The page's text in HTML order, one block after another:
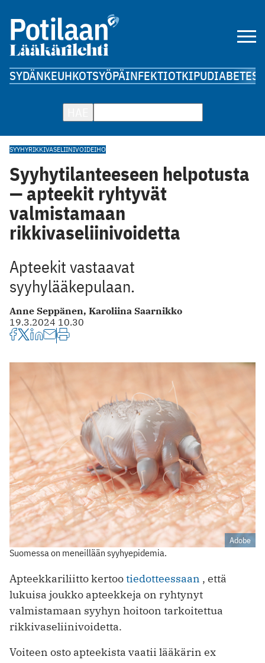
SYDÄNKEUHKOTSYÖPÄINFEKTIOTKIPUDIABETES
SYYHYRIKKIVASELIINIVOIDEIHO
Syyhytilanteeseen helpotusta
— apteekit ryhtyvät
valmistamaan
rikkivaseliinivoidetta
Apteekit vastaavat
syyhylääkepulaan.
Anne Seppänen, Karoliina Saarnikko
19.3.2024 10.30
Adobe
Suomessa on meneillään syyhyepidemia.
Apteekkariliitto kertootiedotteessaan , että
lukuisa joukko apteekkeja on ryhtynyt
valmistamaan syyhyn hoitoon tarkoitettua
rikkivaseliinivoidetta.
Voiteen osto apteekista vaatii lääkärin ex